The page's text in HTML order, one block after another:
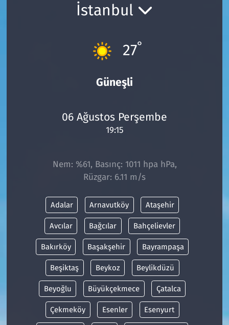
İstanbul
27°
Güneşli
06 Ağustos Perşembe
19:15
Nem: %61, Basınç: 1011 hpa hPa,
Rüzgar: 6.11 m/s
Adalar Arnavutköy Ataşehir
Avcılar Bağcılar Bahçelievler
Bakırköy Başakşehir Bayrampaşa
Beşiktaş Beykoz Beylikdüzü
Beyoğlu Büyükçekmece Çatalca
Çekmeköy Esenler Esenyurt
Bilim ve Teknoloji